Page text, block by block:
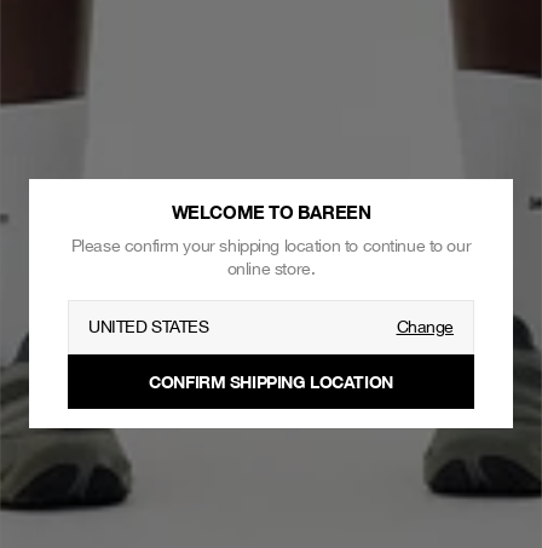
WELCOME TO BAREEN
Please confirm your shipping location to continue to our
online store.
UNITED STATES Change
CONFIRM SHIPPING LOCATION